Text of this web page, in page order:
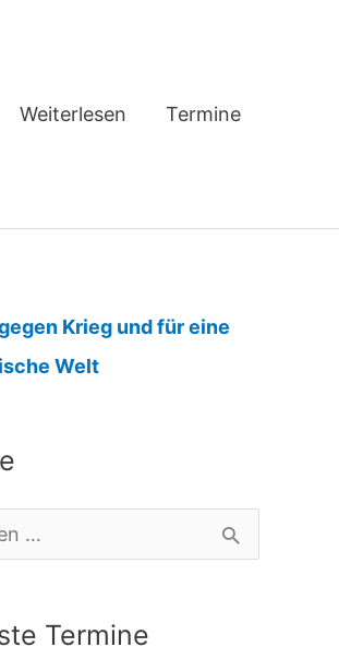
Weiterlesen Termine
Krieg und für eine
Welt:
e
e
Termine